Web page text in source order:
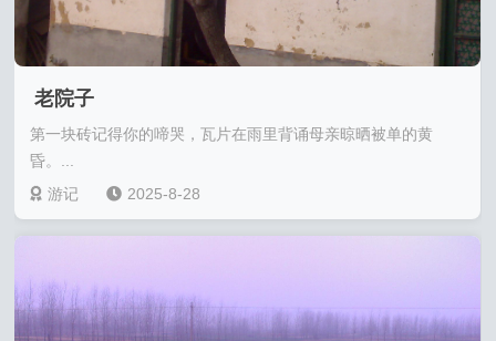
老院子
第一块砖记得你的啼哭，瓦片在雨里背诵母亲晾晒被单的黄
昏。...
游记
2025-8-28